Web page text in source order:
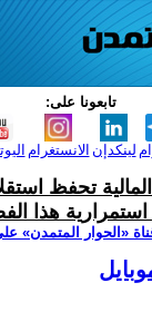
تابعونا على:
الانستغرام لينكدإن
تحفظ
هذا
‫«الحوار المتمدن»